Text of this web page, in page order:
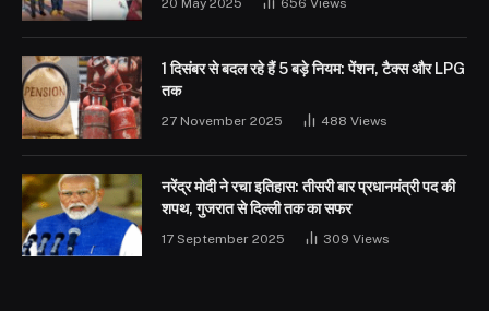
20 May 2025 656 Views
1 दिसंबर से बदल रहे हैं 5 बड़े नियम: पेंशन, टैक्स और LPG
तक
27 November 2025 488 Views
नरेंद्र मोदी ने रचा इतिहास: तीसरी बार प्रधानमंत्री पद की
शपथ, गुजरात से दिल्ली तक का सफर
17 September 2025 309 Views